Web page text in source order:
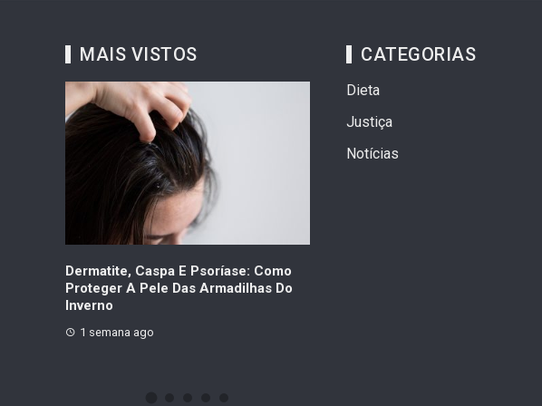
MAIS VISTOS
Dermatite, Caspa E Psoríase: Como
Proteger A Pele Das Armadilhas Do
Inverno
1 semana ago
CATEGORIAS
Dieta
Justiça
Notícias